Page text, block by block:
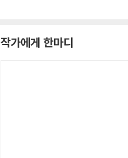
작가에게 한마디